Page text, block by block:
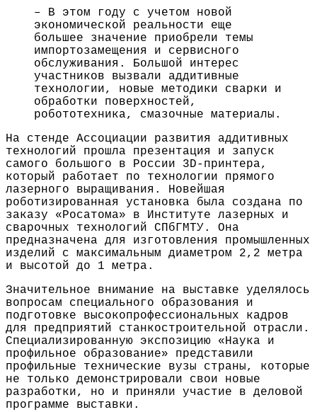
– В этом году с учетом новой
экономической реальности еще
большее значение приобрели темы
импортозамещения и сервисного
обслуживания. Большой интерес
участников вызвали аддитивные
технологии, новые методики сварки и
обработки поверхностей,
робототехника, смазочные материалы.
На стенде Ассоциации развития аддитивных
технологий прошла презентация и запуск
самого большого в России 3D-принтера,
который работает по технологии прямого
лазерного выращивания. Новейшая
роботизированная установка была создана по
заказу «Росатома» в Институте лазерных и
сварочных технологий СПбГМТУ. Она
предназначена для изготовления промышленных
изделий с максимальным диаметром 2,2 метра
и высотой до 1 метра.
Значительное внимание на выставке уделялось
вопросам специального образования и
подготовке высокопрофессиональных кадров
для предприятий станкостроительной отрасли.
Специализированную экспозицию «Наука и
профильное образование» представили
профильные технические вузы страны, которые
не только демонстрировали свои новые
разработки, но и приняли участие в деловой
программе выставки.